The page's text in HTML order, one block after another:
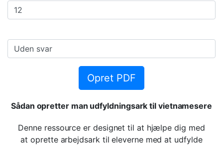
Opret PDF
Sådan opretter man udfyldningsark til vietnamesere
Denne ressource er designet til at hjælpe dig med
at oprette arbejdsark til eleverne med at udfylde